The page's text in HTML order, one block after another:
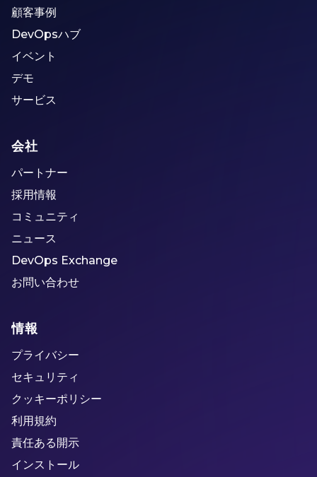
顧客事例
DevOpsハブ
イベント
デモ
サービス
会社
パートナー
採用情報
コミュニティ
ニュース
DevOps Exchange
お問い合わせ
情報
プライバシー
セキュリティ
クッキーポリシー
利用規約
責任ある開示
インストール